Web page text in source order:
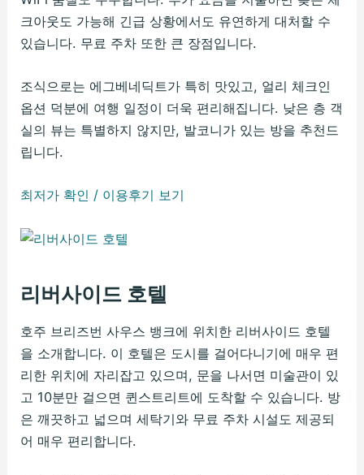
크아웃도 가능해 긴급 상황에서도 유연하게 대처할 수
있습니다. 무료 주차 또한 큰 장점입니다.
조식으로는 에그베네딕트가 특히 맛있고, 얼리 체크인
옵션 덕분에 여행 일정이 더욱 편리해집니다. 낮은 층 객
실의 뷰는 특별하지 않지만, 발코니가 있는 방을 추천드
립니다.
최저가 확인 / 이용후기 보기
리버사이드 호텔
호주 브리즈번 사우스 뱅크에 위치한 리버사이드 호텔
을 소개합니다. 이 호텔은 도시를 걸어다니기에 매우 편
리한 위치에 자리잡고 있으며, 문을 나서면 미술관이 있
고 10분만 걸으면 퀸스트리트에 도착할 수 있습니다. 방
은 깨끗하고 넓으며 세탁기와 무료 주차 시설도 제공되
어 매우 편리합니다.